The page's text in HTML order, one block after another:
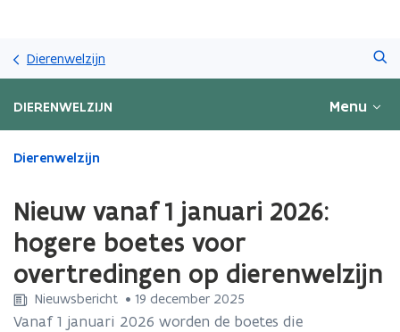
gaan
Dierenwelzijn
DIERENWELZIJN Menu
Gedaan
bevindt
zich
op:
Nieuw
vanaf
Dierenwelzijn
Nieuw vanaf 1 januari 2026:
hogere boetes voor
overtredingen op dierenwelzijn
Nieuwsbericht • 19 december 2025
Vanaf 1 januari 2026 worden de boetes die